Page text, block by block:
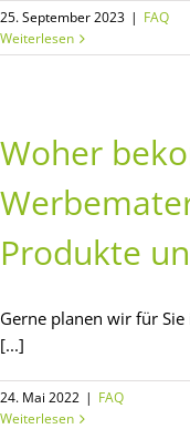
25. September 2023 | FAQ
Weiterlesen
Woher
Produkte
Gerne planen wir für
[...]
24. Mai 2022 | FAQ
Weiterlesen